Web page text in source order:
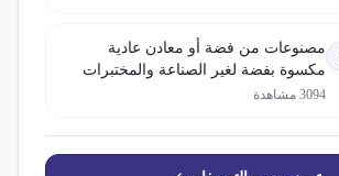
مصنوعات من فضة أو معادن عادية
مكسوة بفضة لغير الصناعة والمختبرات
3094 مشاهدة